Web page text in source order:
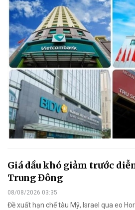
Giá dầu khó giảm trước
Trung Đông
08/08/2026 03:35
Đề xuất hạn chế tàu Mỹ, Israel qua eo